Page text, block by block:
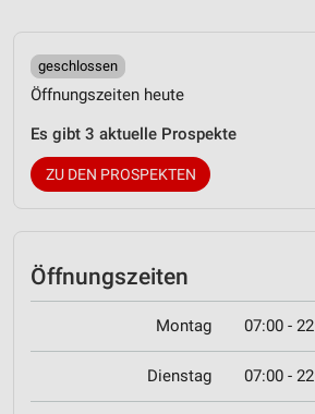
geschlossen
Öffnungszeiten heute
Es gibt 3 aktuelle Prospekte
ZU DEN PROSPEKTEN
Öffnungszeiten
Montag 07:00 -
Dienstag 07:00 -